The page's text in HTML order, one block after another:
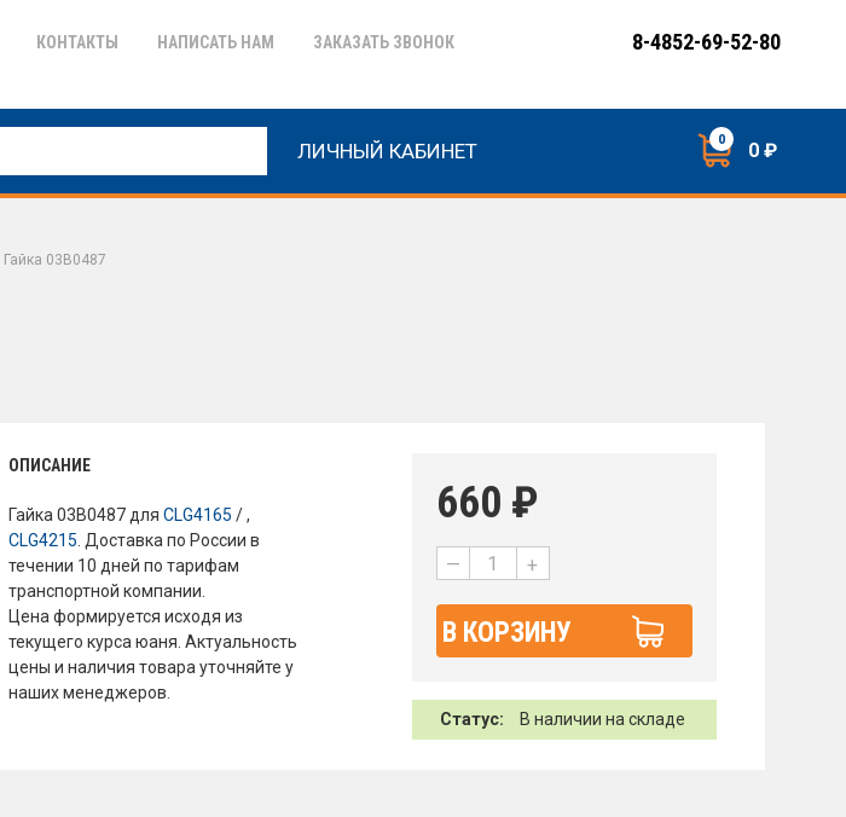
КОНТАКТЫ НАПИСАТЬ НАМ ЗАКАЗАТЬ ЗВОНОК 8-4852-69-52-80
ЛИЧНЫЙ КАБИНЕТ 0 0 ₽
Гайка 03В0487
ОПИСАНИЕ
Гайка 03В0487 дляCLG4165 / ,
CLG4215 . Доставка по России в
течении 10 дней по тарифам
транспортной компании.
Цена формируется исходя из
текущего курса юаня. Актуальность
цены и наличия товара уточняйте у
наших менеджеров.
660 ₽
— +
В КОРЗИНУ
Статус: В наличии на складе